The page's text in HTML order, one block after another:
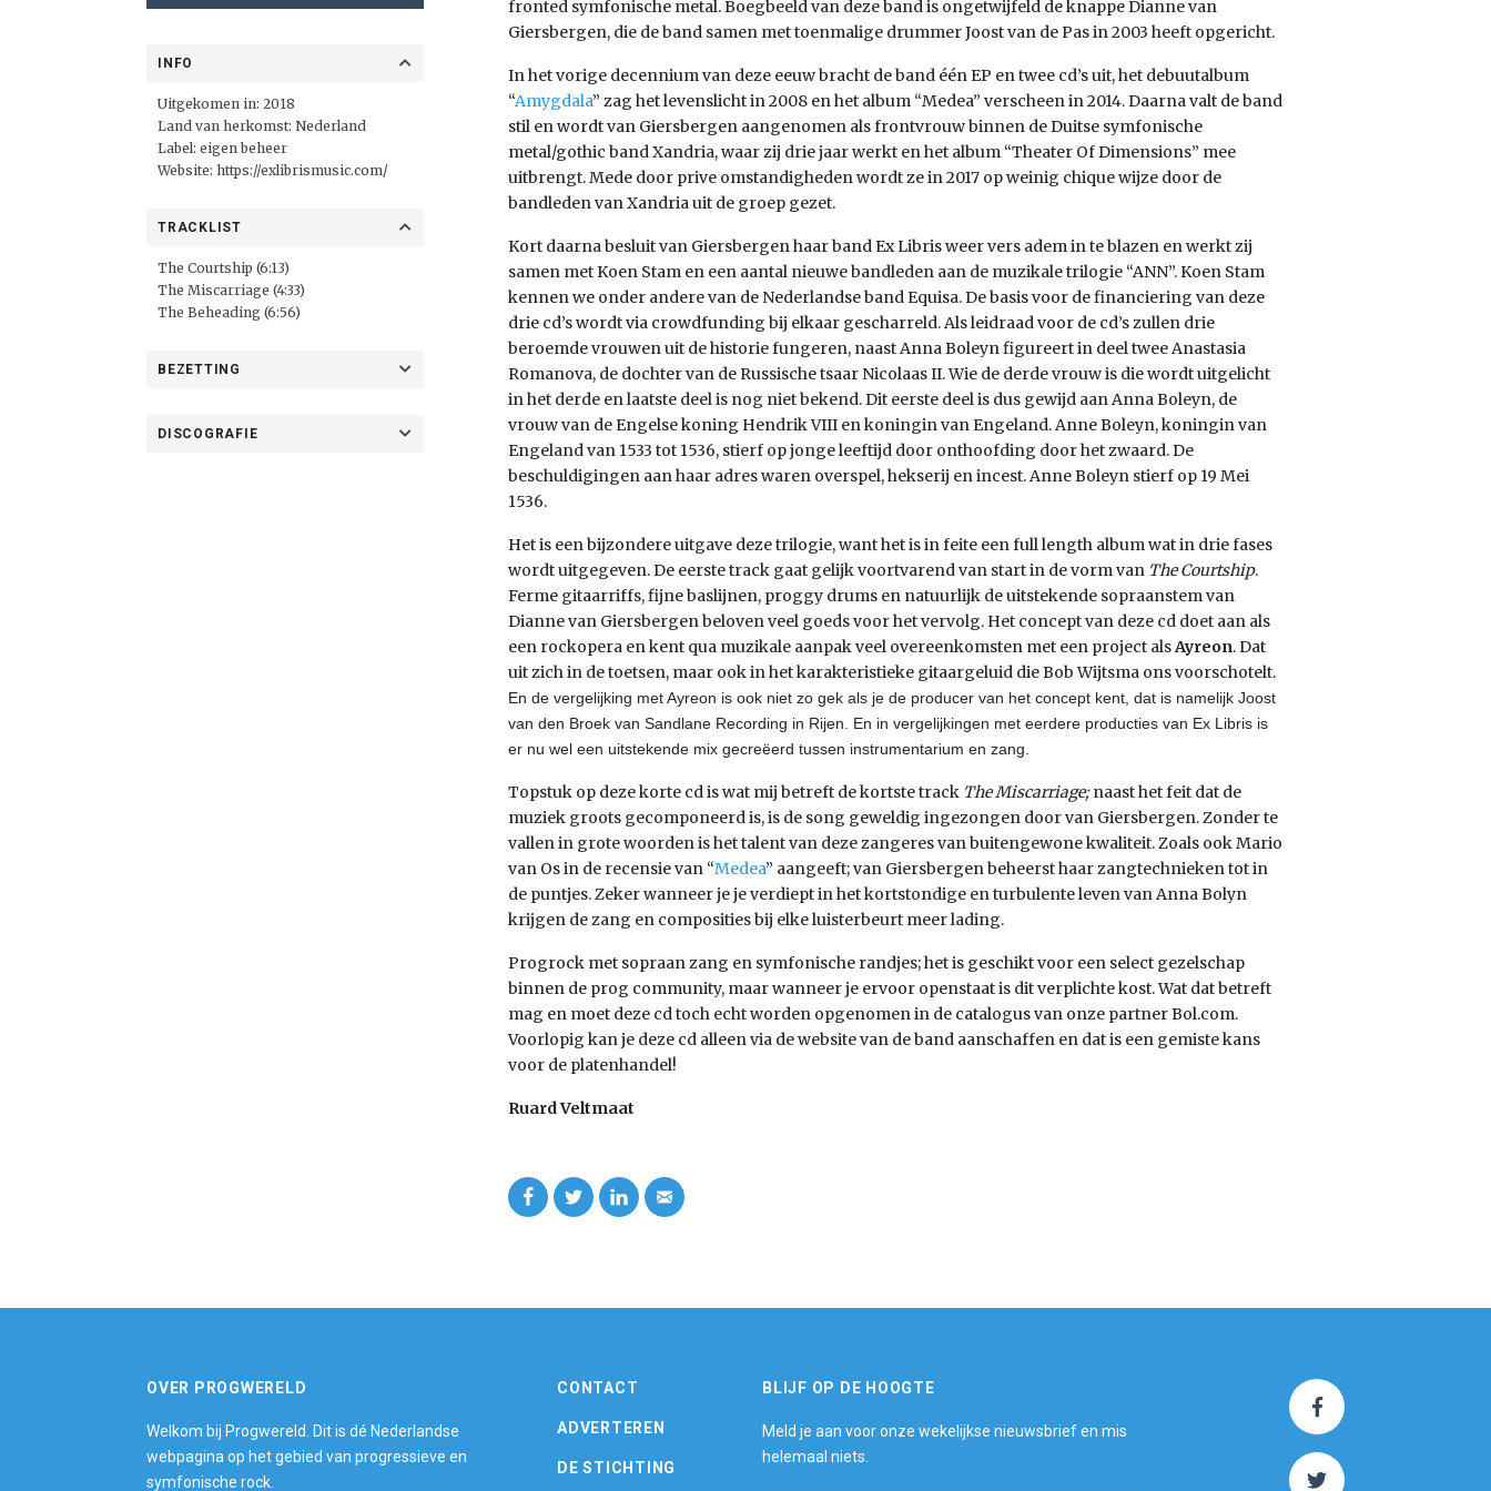
INFO
Uitgekomen in: 2018
Land van herkomst: Nederland
Label: eigen beheer
Website: https://exlibrismusic.com/
TRACKLIST
The Courtship (6:13)
The Miscarriage (4:33)
The Beheading (6:56)
BEZETTING
DISCOGRAFIE
fronted symfonische metal. Boegbeeld van deze band is ongetwijfeld de knappe Dianne van
Giersbergen, die de band samen met toenmalige drummer Joost van de Pas in 2003 heeft opgericht.
In het vorige decennium van deze eeuw bracht de band één EP en twee cd’s uit, het debuutalbum
“Amygdala” zag het levenslicht in 2008 en het album “Medea” verscheen in 2014. Daarna valt de band
stil en wordt van Giersbergen aangenomen als frontvrouw binnen de Duitse symfonische
metal/gothic band Xandria, waar zij drie jaar werkt en het album “Theater Of Dimensions” mee
uitbrengt. Mede door prive omstandigheden wordt ze in 2017 op weinig chique wijze door de
bandleden van Xandria uit de groep gezet.
Kort daarna besluit van Giersbergen haar band Ex Libris weer vers adem in te blazen en werkt zij
samen met Koen Stam en een aantal nieuwe bandleden aan de muzikale trilogie “ANN”. Koen Stam
kennen we onder andere van de Nederlandse band Equisa. De basis voor de financiering van deze
drie cd’s wordt via crowdfunding bij elkaar gescharreld. Als leidraad voor de cd’s zullen drie
beroemde vrouwen uit de historie fungeren, naast Anna Boleyn figureert in deel twee Anastasia
Romanova, de dochter van de Russische tsaar Nicolaas II. Wie de derde vrouw is die wordt uitgelicht
in het derde en laatste deel is nog niet bekend. Dit eerste deel is dus gewijd aan Anna Boleyn, de
vrouw van de Engelse koning Hendrik VIII en koningin van Engeland. Anne Boleyn, koningin van
Engeland van 1533 tot 1536, stierf op jonge leeftijd door onthoofding door het zwaard. De
beschuldigingen aan haar adres waren overspel, hekserij en incest. Anne Boleyn stierf op 19 Mei
1536.
Het is een bijzondere uitgave deze trilogie, want het is in feite een full length album wat in drie fases
wordt uitgegeven. De eerste track gaat gelijk voortvarend van start in de vorm van The Courtship.
Ferme gitaarriffs, fijne baslijnen, proggy drums en natuurlijk de uitstekende sopraanstem van
Dianne van Giersbergen beloven veel goeds voor het vervolg. Het concept van deze cd doet aan als
een rockopera en kent qua muzikale aanpak veel overeenkomsten met een project alsAyreon. Dat
uit zich in de toetsen, maar ook in het karakteristieke gitaargeluid die Bob Wijtsma ons voorschotelt.
En de vergelijking met Ayreon is ook niet zo gek als je de producer van het concept kent, dat is namelijk Joost
van den Broek van Sandlane Recording in Rijen. En in vergelijkingen met eerdere producties van Ex Libris is
er nu wel een uitstekende mix gecreëerd tussen instrumentarium en zang.
Topstuk op deze korte cd is wat mij betreft de kortste track The Miscarriage;naast het feit dat de
muziek groots gecomponeerd is, is de song geweldig ingezongen door van Giersbergen. Zonder te
vallen in grote woorden is het talent van deze zangeres van buitengewone kwaliteit. Zoals ook Mario
van Os in de recensie van “Medea” aangeeft; van Giersbergen beheerst haar zangtechnieken tot in
de puntjes. Zeker wanneer je je verdiept in het kortstondige en turbulente leven van Anna Bolyn
krijgen de zang en composities bij elke luisterbeurt meer lading.
Progrock met sopraan zang en symfonische randjes; het is geschikt voor een select gezelschap
binnen de prog community, maar wanneer je ervoor openstaat is dit verplichte kost. Wat dat betreft
mag en moet deze cd toch echt worden opgenomen in de catalogus van onze partner Bol.com.
Voorlopig kan je deze cd alleen via de website van de band aanschaffen en dat is een gemiste kans
voor de platenhandel!
Ruard Veltmaat
OVER PROGWERELD
Welkom bij Progwereld. Dit is dé Nederlandse
webpagina op het gebied van progressieve en
symfonische rock.
CONTACT
ADVERTEREN
DE STICHTING
BLIJF OP DE HOOGTE
Meld je aan voor onze wekelijkse nieuwsbrief en mis
helemaal niets.